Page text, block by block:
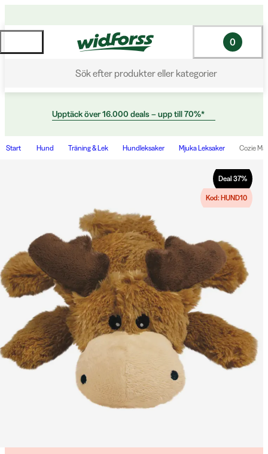
Sök efter produkter eller kategorier
0
Upptäck över 16.000 deals – upp till 70%*
Start Hund Träning & Lek Hundleksaker Mjuka Leksaker Cozie
Deal 37%
Kod: HUND10